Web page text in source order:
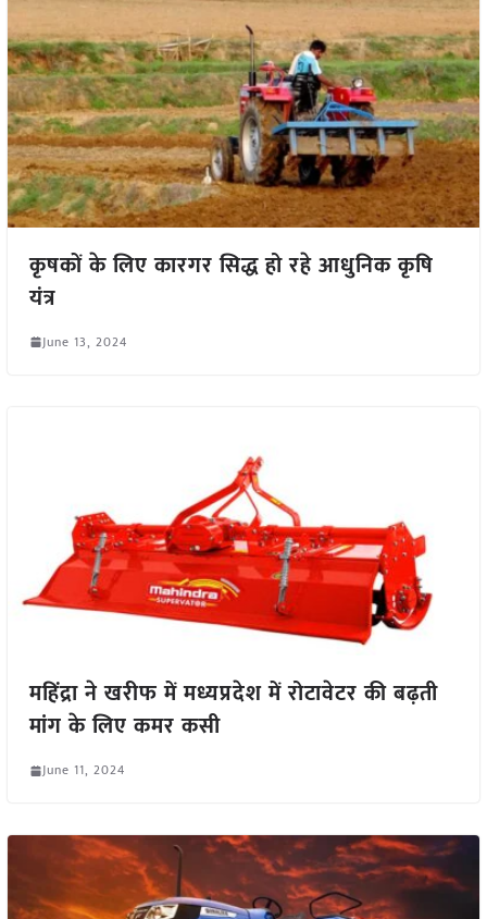
कृषकों के लिए कारगर सिद्ध हो रहे आधुनिक कृषि
यंत्र
June 13, 2024
महिंद्रा ने खरीफ में मध्यप्रदेश में रोटावेटर की बढ़ती
मांग के लिए कमर कसी
June 11, 2024